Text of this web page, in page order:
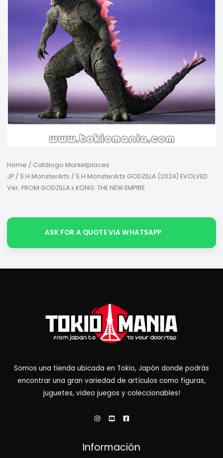
Home / Catálogo Marketplaces
JP/ S.H.MonsterArts / S.H.MonsterArts GODZILLA (2024) EVOLVED
Ver. FROM GODZILLA x KONG: THE NEW EMPIRE
ASK FOR A QUOTE VIA WHATSAPP
Somos una tienda ubicada en Tokio, Japón donde podrás
encontrar una gran variedad de artículos como figuras,
juguetes, video juegos y coleccionables!
Información